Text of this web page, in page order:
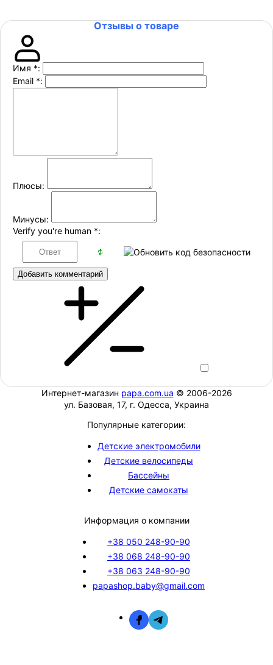
Отзывы о товаре
Имя *:
Email *:
Плюсы:
Минусы:
Verify you're human *:
Добавить комментарий
Интернет-магазин papa.com.ua © 2006-2026
ул. Базовая, 17, г. Одесса, Украина
Популярные категории:
Детские электромобили
Детские велосипеды
Бассейны
Детские самокаты
Информация о компании
+38 050 248-90-90
+38 068 248-90-90
+38 063 248-90-90
papashop.baby@gmail.com